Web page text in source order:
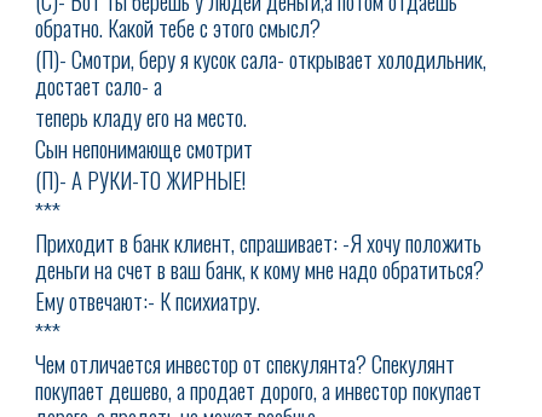
обратно. Какой тебе с этого смысл?
(П)- Смотри, беру я кусок сала- открывает холодильник,
достает сало- а
теперь кладу его на место.
Сын непонимающе смотрит
(П)- А РУКИ-ТО ЖИРНЫЕ!
***
Приходит в банк клиент, спрашивает: -Я хочу положить
деньги на счет в ваш банк, к кому мне надо обратиться?
Ему отвечают:- К психиатру.
***
Чем отличается инвестор от спекулянта? Спекулянт
покупает дешево, а продает дорого, а инвестор покупает